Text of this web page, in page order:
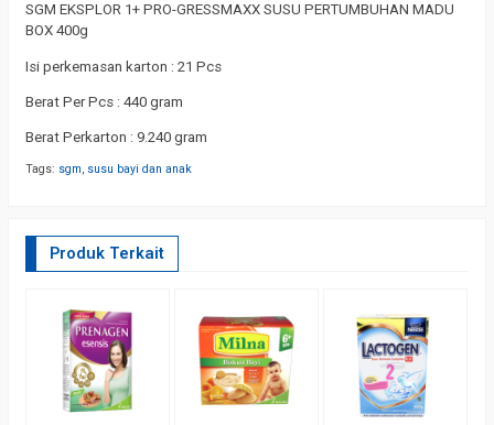
SGM EKSPLOR 1+ PRO-GRESSMAXX SUSU PERTUMBUHAN MADU
BOX 400g
Isi perkemasan karton : 21 Pcs
Berat Per Pcs : 440 gram
Berat Perkarton : 9.240 gram
Tags: sgm, susu bayi dan anak
Produk Terkait